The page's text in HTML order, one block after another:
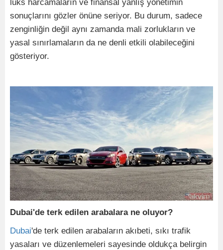
lüks harcamaların ve finansal yanlış yönetimin
sonuçlarını gözler önüne seriyor. Bu durum, sadece
zenginliğin değil aynı zamanda mali zorlukların ve
yasal sınırlamaların da ne denli etkili olabileceğini
gösteriyor.
Dubai'de terk edilen arabalara ne oluyor?
Dubai'de terk edilen arabaların akıbeti, sıkı trafik
yasaları ve düzenlemeleri sayesinde oldukça belirgin